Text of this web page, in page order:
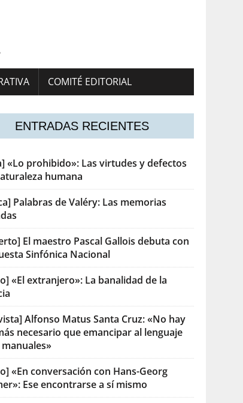
COMITÉ EDITORIAL
ENTRADAS RECIENTES
«Lo prohibido»: Las virtudes y defectos
humana
Palabras de Valéry: Las memorias
El maestro Pascal Gallois debuta con
Sinfónica Nacional
«El extranjero»: La banalidad de la
Alfonso Matus Santa Cruz: «No hay
necesario que emancipar al lenguaje
«En conversación con Hans-Georg
Ese encontrarse a sí mismo